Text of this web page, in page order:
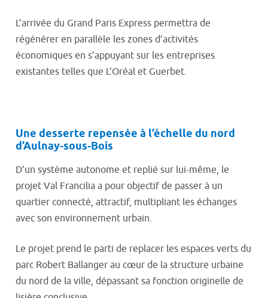
L’arrivée du Grand Paris Express permettra de
régénérer en parallèle les zones d’activités
économiques en s’appuyant sur les entreprises
existantes telles que L’Oréal et Guerbet.
Une desserte repensée à l’échelle du nord
d’Aulnay-sous-Bois
D’un système autonome et replié sur lui-même, le
projet Val Francilia a pour objectif de passer à un
quartier connecté, attractif, multipliant les échanges
avec son environnement urbain.
Le projet prend le parti de replacer les espaces verts du
parc Robert Ballanger au cœur de la structure urbaine
du nord de la ville, dépassant sa fonction originelle de